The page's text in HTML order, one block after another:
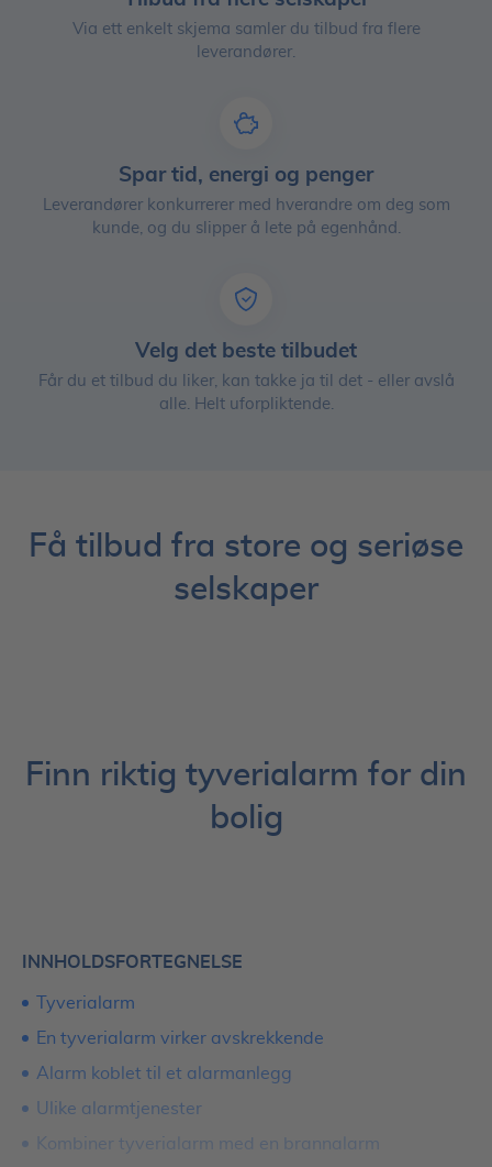
Via ett enkelt skjema samler du tilbud fra flere
leverandører.
Spar tid, energi og penger
Leverandører konkurrerer med hverandre om deg som
kunde, og du slipper å lete på egenhånd.
Velg det beste tilbudet
Får du et tilbud du liker, kan takke ja til det - eller avslå
alle. Helt uforpliktende.
Få tilbud fra store og seriøse
selskaper
Finn riktig tyverialarm for din
bolig
INNHOLDSFORTEGNELSE
Tyverialarm
En tyverialarm virker avskrekkende
Alarm koblet til et alarmanlegg
Ulike alarmtjenester
Kombiner tyverialarm med en brannalarm